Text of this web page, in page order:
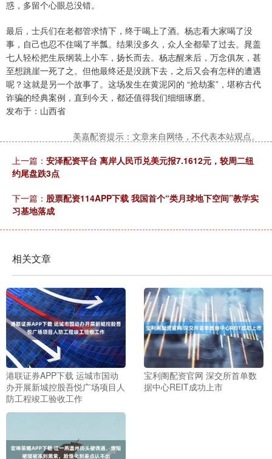
惑，多留个心眼总没错。
最后，士兵们在老都管求情下，终于喝上了酒。杨志看大家喝了没
事，自己也忍不住喝了半瓢。结果没多久，众人全都晕了过去。晁盖
七人轻松把生辰纲装上小车，扬长而去。杨志醒来后，万念俱灰，甚
至想跳崖一死了之。但他最终还是没跳下去，之后又会有怎样的遭遇
呢？这就是另一个故事了。这场发生在黄泥冈的 “抢劫案”，堪称古代
诈骗的经典案例，直到今天，都还值得我们细细琢磨。
发布于：山西省
美嘉配资提示：文章来自网络，不代表本站观点。
上一篇： 安泽配资平台 离岸人民币兑美元报7.1612元，较周二纽
约尾盘跌3点
下一篇： 股票配资114APP下载 我国首个“类月球地下空间”教学实
习基地落成
相关文章
港联证券APP下载 运城市国动
办开展新城控股吾悦广场项目人
防工程竣工验收工作
宝利阁配资官网 深交所首单数
据中心REIT成功上市